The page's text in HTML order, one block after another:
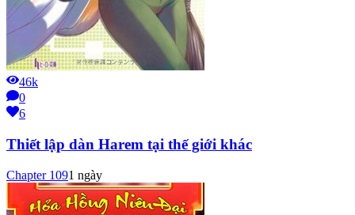
46k
0
6
Thiết lập dàn Harem tại thế giới khác
Chapter 1091 ngày